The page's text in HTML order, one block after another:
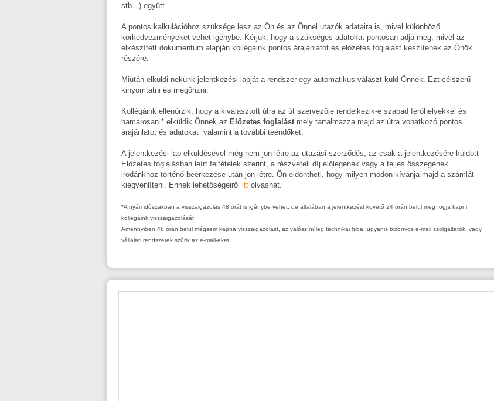
stb...) együtt.
A pontos kalkulációhoz szüksége lesz az Ön és az Önnel utazók adataira is, mivel különböző
korkedvezményeket vehet igénybe. Kérjük, hogy a szükséges adatokat pontosan adja meg, mivel az
elkészített dokumentum alapján kollégáink pontos árajánlatot és előzetes foglalást készítenek az Önök
részére.
Miután elküldi nekünk jelentkezési lapját a rendszer egy automatikus választ küld Önnek. Ezt célszerű
kinyomtatni és megőrizni.
Kollégáink ellenőrzik, hogy a kiválasztott útra az út szervezője rendelkezik-e szabad férőhelyekkel és
hamarosan * elküldik Önnek az Előzetes foglalástmely tartalmazza majd az útra vonatkozó pontos
árajánlatot és adatokat valamint a további teendőket.
A jelentkezési lap elküldésével még nem jön létre az utazási szerződés, az csak a jelentkezésére küldött
Előzetes foglalásban leírt feltételek szerint, a részvételi díj előlegének vagy a teljes összegének
irodánkhoz történő beérkezése után jön létre. Ön eldöntheti, hogy milyen módon kívánja majd a számlát
kiegyenlíteni. Ennek lehetőségeiről itt olvashat.
*A nyári időszakban a visszaigazolás 48 órát is igénybe vehet, de általában a jelentkezést követő 24 órán belül meg fogja kapni
kollégáink visszaigazolását.
Amennyiben 48 órán belül mégsem kapna visszaigazolást, az valószínűleg technikai hiba, ugyanis bizonyos e-mail szolgáltatók, vagy
vállalati rendszerek szűrik az e-mail-eket.